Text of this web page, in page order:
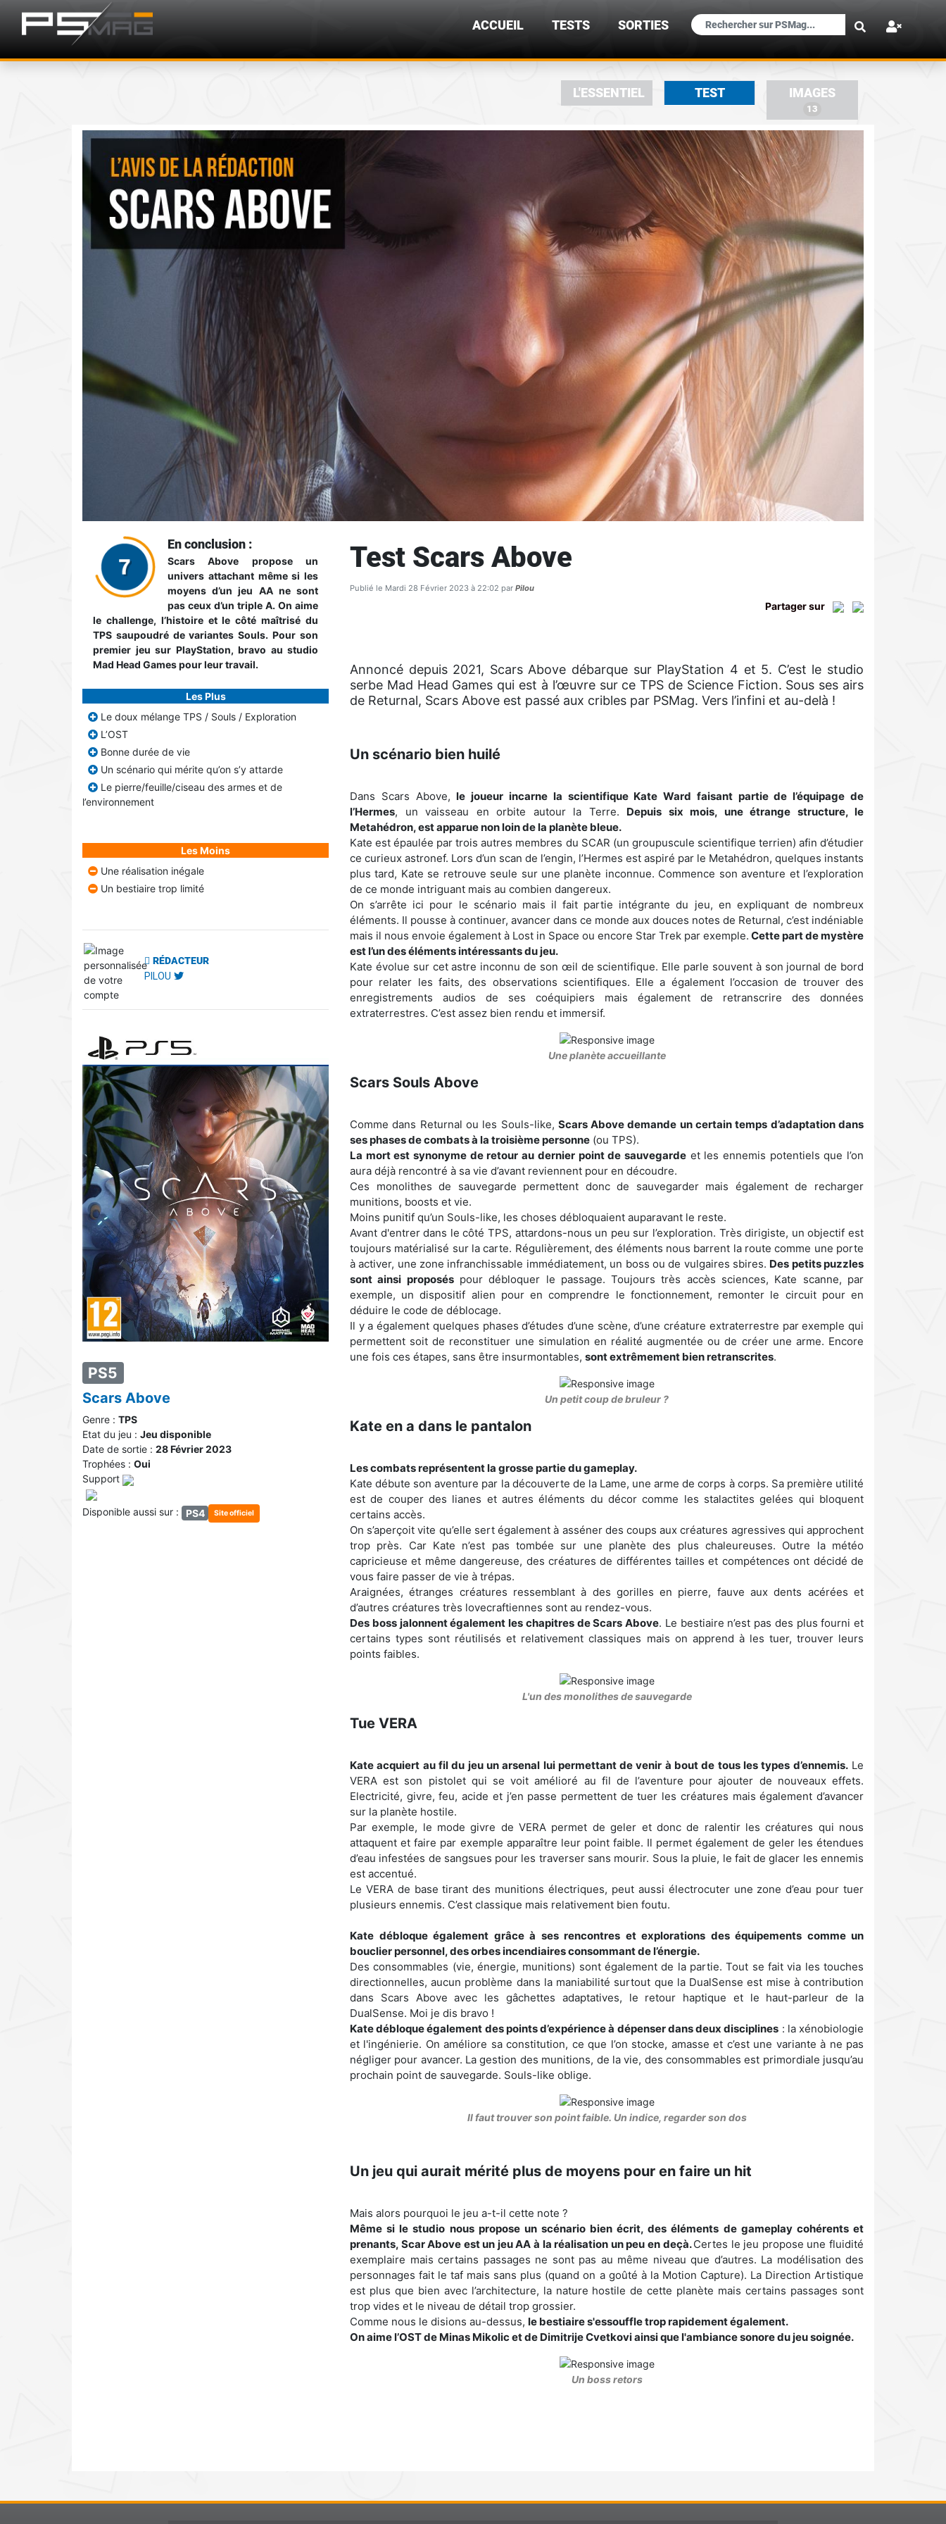
×
ACCUEIL TESTS SORTIES
L'ESSENTIEL TEST IMAGES
13
En conclusion :
Scars Above propose un
univers attachant même si les
moyens d’un jeu AA ne sont
pas ceux d’un triple A. On aime
le challenge, l’histoire et le côté maîtrisé du
TPS saupoudré de variantes Souls. Pour son
premier jeu sur PlayStation, bravo au studio
Mad Head Games pour leur travail.
Les Plus
Le doux mélange TPS / Souls / Exploration
L’OST
Bonne durée de vie
Un scénario qui mérite qu’on s’y attarde
Le pierre/feuille/ciseau des armes et de
l’environnement
Les Moins
Une réalisation inégale
Un bestiaire trop limité
RÉDACTEUR
PILOU
PS5
Scars Above
Genre : TPS
Etat du jeu : Jeu disponible
Date de sortie : 28 Février 2023
Trophées : Oui
Support
Disponible aussi sur : PS4 Site officiel
Test Scars Above
Publié le Mardi 28 Février 2023 à 22:02 par Pilou
Partager sur
Annoncé depuis 2021, Scars Above débarque sur PlayStation 4 et 5. C’est le studio
serbe Mad Head Games qui est à l’œuvre sur ce TPS de Science Fiction. Sous ses airs
de Returnal, Scars Above est passé aux cribles par PSMag. Vers l’infini et au-delà !
Un scénario bien huilé
Dans Scars Above,le joueur incarne la scientifique Kate Ward faisant partie de l’équipage de
l’Hermes, un vaisseau en orbite autour la Terre. Depuis six mois, une étrange structure, le
Metahédron, est apparue non loin de la planète bleue.
Kate est épaulée par trois autres membres du SCAR (un groupuscule scientifique terrien) afin d’étudier
ce curieux astronef. Lors d’un scan de l’engin, l’Hermes est aspiré par le Metahédron, quelques instants
plus tard, Kate se retrouve seule sur une planète inconnue. Commence son aventure et l’exploration
de ce monde intriguant mais au combien dangereux.
On s’arrête ici pour le scénario mais il fait partie intégrante du jeu, en expliquant de nombreux
éléments. Il pousse à continuer, avancer dans ce monde aux douces notes de Returnal, c’est indéniable
mais il nous envoie également à Lost in Space ou encore Star Trek par exemple. Cette part de mystère
est l’un des éléments intéressants du jeu.
Kate évolue sur cet astre inconnu de son œil de scientifique. Elle parle souvent à son journal de bord
pour relater les faits, des observations scientifiques. Elle a également l’occasion de trouver des
enregistrements audios de ses coéquipiers mais également de retranscrire des données
extraterrestres. C’est assez bien rendu et immersif.
Une planète accueillante
Scars Souls Above
Comme dans Returnal ou les Souls-like, Scars Above demande un certain temps d’adaptation dans
ses phases de combats à la troisième personne (ou TPS).
La mort est synonyme de retour au dernier point de sauvegardeet les ennemis potentiels que l’on
aura déjà rencontré à sa vie d’avant reviennent pour en découdre.
Ces monolithes de sauvegarde permettent donc de sauvegarder mais également de recharger
munitions, boosts et vie.
Moins punitif qu’un Souls-like, les choses débloquaient auparavant le reste.
Avant d'entrer dans le côté TPS, attardons-nous un peu sur l’exploration. Très dirigiste, un objectif est
toujours matérialisé sur la carte. Régulièrement, des éléments nous barrent la route comme une porte
à activer, une zone infranchissable immédiatement, un boss ou de vulgaires sbires. Des petits puzzles
sont ainsi proposéspour débloquer le passage. Toujours très accès sciences, Kate scanne, par
exemple, un dispositif alien pour en comprendre le fonctionnement, remonter le circuit pour en
déduire le code de déblocage.
Il y a également quelques phases d’études d’une scène, d’une créature extraterrestre par exemple qui
permettent soit de reconstituer une simulation en réalité augmentée ou de créer une arme. Encore
une fois ces étapes, sans être insurmontables, sont extrêmement bien retranscrites.
Un petit coup de bruleur ?
Kate en a dans le pantalon
Les combats représentent la grosse partie du gameplay.
Kate débute son aventure par la découverte de la Lame, une arme de corps à corps. Sa première utilité
est de couper des lianes et autres éléments du décor comme les stalactites gelées qui bloquent
certains accès.
On s’aperçoit vite qu’elle sert également à asséner des coups aux créatures agressives qui approchent
trop près. Car Kate n’est pas tombée sur une planète des plus chaleureuses. Outre la météo
capricieuse et même dangereuse, des créatures de différentes tailles et compétences ont décidé de
vous faire passer de vie à trépas.
Araignées, étranges créatures ressemblant à des gorilles en pierre, fauve aux dents acérées et
d’autres créatures très lovecraftiennes sont au rendez-vous.
Des boss jalonnent également les chapitres de Scars Above. Le bestiaire n’est pas des plus fourni et
certains types sont réutilisés et relativement classiques mais on apprend à les tuer, trouver leurs
points faibles.
L'un des monolithes de sauvegarde
Tue VERA
Kate acquiert au fil du jeu un arsenal lui permettant de venir à bout de tous les types d’ennemis.Le
VERA est son pistolet qui se voit amélioré au fil de l’aventure pour ajouter de nouveaux effets.
Electricité, givre, feu, acide et j’en passe permettent de tuer les créatures mais également d’avancer
sur la planète hostile.
Par exemple, le mode givre de VERA permet de geler et donc de ralentir les créatures qui nous
attaquent et faire par exemple apparaître leur point faible. Il permet également de geler les étendues
d’eau infestées de sangsues pour les traverser sans mourir. Sous la pluie, le fait de glacer les ennemis
est accentué.
Le VERA de base tirant des munitions électriques, peut aussi électrocuter une zone d’eau pour tuer
plusieurs ennemis. C’est classique mais relativement bien foutu.
Kate débloque également grâce à ses rencontres et explorations des équipements comme un
bouclier personnel, des orbes incendiaires consommant de l’énergie.
Des consommables (vie, énergie, munitions) sont également de la partie. Tout se fait via les touches
directionnelles, aucun problème dans la maniabilité surtout que la DualSense est mise à contribution
dans Scars Above avec les gâchettes adaptatives, le retour haptique et le haut-parleur de la
DualSense. Moi je dis bravo !
Kate débloque également des points d’expérience à dépenser dans deux disciplines : la xénobiologie
et l'ingénierie. On améliore sa constitution, ce que l’on stocke, amasse et c’est une variante à ne pas
négliger pour avancer. La gestion des munitions, de la vie, des consommables est primordiale jusqu’au
prochain point de sauvegarde. Souls-like oblige.
Il faut trouver son point faible. Un indice, regarder son dos
Un jeu qui aurait mérité plus de moyens pour en faire un hit
Mais alors pourquoi le jeu a-t-il cette note ?
Même si le studio nous propose un scénario bien écrit, des éléments de gameplay cohérents et
prenants, Scar Above est un jeu AA à la réalisation un peu en deçà.Certes le jeu propose une fluidité
exemplaire mais certains passages ne sont pas au même niveau que d’autres. La modélisation des
personnages fait le taf mais sans plus (quand on a goûté à la Motion Capture). La Direction Artistique
est plus que bien avec l’architecture, la nature hostile de cette planète mais certains passages sont
trop vides et le niveau de détail trop grossier.
Comme nous le disions au-dessus, le bestiaire s'essouffle trop rapidement également.
On aime l’OST de Minas Mikolic et de Dimitrije Cvetkovi ainsi que l'ambiance sonore du jeu soignée.
Un boss retors